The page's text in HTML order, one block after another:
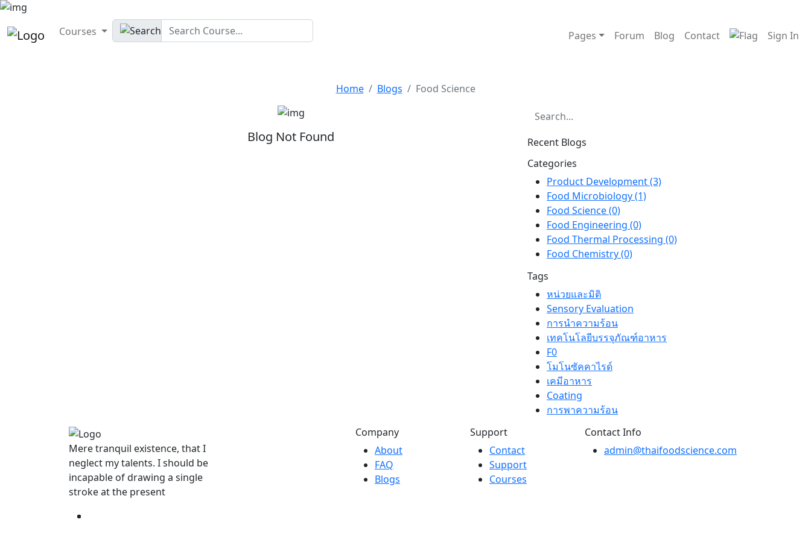
Courses Pages Forum Blog Contact Sign In
Home Blogs Food Science
Blog Not Found
Recent Blogs
Categories
Product Development (3)
Food Microbiology (1)
Food Science (0)
Food Engineering (0)
Food Thermal Processing (0)
Food Chemistry (0)
Tags
หน่วยและมิติ
Sensory Evaluation
การนำความร้อน
เทคโนโลยีบรรจุภัณฑ์อาหาร
F0
โมโนซัคคาไรด์
เคมีอาหาร
Coating
การพาความร้อน
Mere tranquil existence, that I
neglect my talents. I should be
incapable of drawing a single
stroke at the present
Company
About
FAQ
Blogs
Support
Contact
Support
Courses
Contact Info
admin@thaifoodscience.com